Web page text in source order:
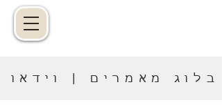
בלוג מאמרים | וידאו